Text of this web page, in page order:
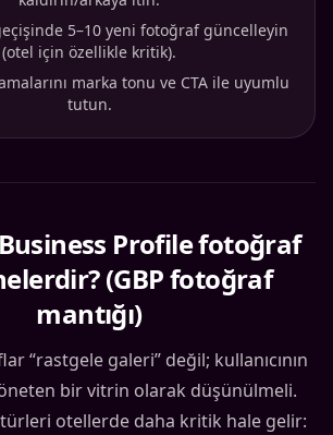
5–10 yeni fotoğraf güncelleyin
(otel için özellikle kritik).
marka tonu ve CTA ile uyumlu
tutun.
Profile fotoğraf
(GBP fotoğraf
mantığı)
“rastgele galeri” değil; kullanıcının
bir vitrin olarak düşünülmeli.
otellerde daha kritik hale gelir: